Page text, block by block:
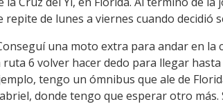
repite de lunes a viernes cuando decidió
una moto extra para andar en la
ruta 6 volver hacer dedo para llegar
tengo un ómnibus que ale de
donde tengo que esperar otro más.